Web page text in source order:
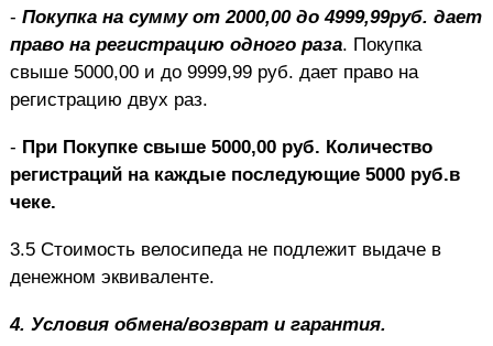
- Покупка на сумму от 2000,00 до 4999,99руб. дает
право на регистрацию одного раза. Покупка
свыше 5000,00 и до 9999,99 руб. дает право на
регистрацию двух раз.
- При Покупке свыше 5000,00 руб. Количество
регистраций на каждые последующие 5000 руб.в
чеке.
3.5 Стоимость велосипеда не подлежит выдаче в
денежном эквиваленте.
4. Условия обмена/возврат и гарантия.